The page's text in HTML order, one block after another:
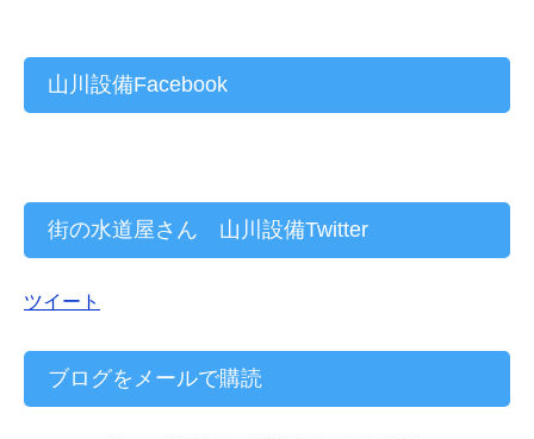
山川設備Facebook
街の水道屋さん 山川設備Twitter
ツイート
ブログをメールで購読